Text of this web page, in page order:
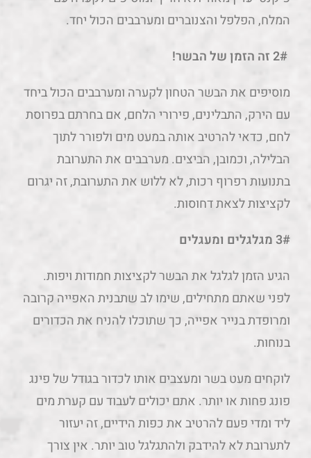
המלח, הפלפל והצנוברים ומערבבים הכול יחד.
2# זה הזמן של הבשר!
מוסיפים את הבשר הטחון לקערה ומערבבים הכול ביחד
עם הירק, התבלינים, פירורי הלחם, אם בחרתם בפרוסת
לחם, כדאי להרטיב אותה במעט מים ולפורר לתוך
הבלילה, וכמובן, הביצים. מערבבים את התערובת
בתנועות רפרוף רכות, לא ללוש את התערובת, זה יגרום
לקציצות לצאת דחוסות.
3# מגלגלים ומעגלים
הגיע הזמן לגלגל את הבשר לקציצות חמודות ויפות.
לפני שאתם מתחילים, שימו לב שתבנית האפייה קרובה
ומרופדת בנייר אפייה, כך שתוכלו להניח את הכדורים
בנוחות.
לוקחים מעט בשר ומעצבים אותו לכדור בגודל של פינג
פונג פחות או יותר. אתם יכולים לעבוד עם קערת מים
ליד ומדי פעם להרטיב את כפות הידיים, זה יעזור
לתערובת לא להידבק ולהתגלגל טוב יותר. אין צורך